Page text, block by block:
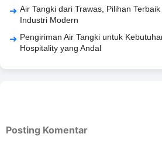
Air Tangki dari Trawas, Pilihan
Industri Modern
Pengiriman Air Tangki untuk
Hospitality yang Andal
Posting Komentar